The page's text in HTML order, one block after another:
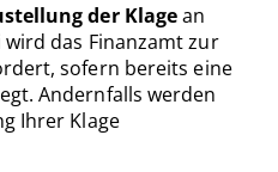
der Klagean
das Finanzamt zur
sofern bereits eine
Andernfalls werden
Ihrer Klage